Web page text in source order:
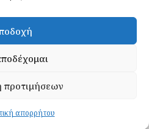
απορρήτου
τηνπολιτική απορρήτου
.